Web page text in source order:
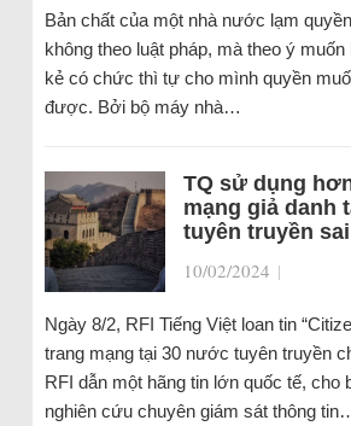
Bản chất của một nhà nước lạm
không theo luật pháp, mà theo ý
kẻ có chức thì tự cho mình quyền
được. Bởi bộ máy nhà…
TQ sử dụng
mạng giả danh
tuyên truyền
10/02/2024 |
Ngày 8/2, RFI Tiếng Việt loan tin
trang mạng tại 30 nước tuyên truyền
RFI dẫn một hãng tin lớn quốc tế, cho
nghiên cứu chuyên giám sát thông